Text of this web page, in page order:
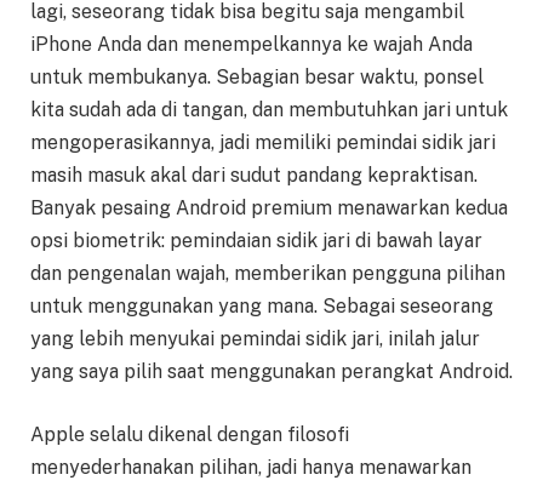
lagi, seseorang tidak bisa begitu saja mengambil
iPhone Anda dan menempelkannya ke wajah Anda
untuk membukanya. Sebagian besar waktu, ponsel
kita sudah ada di tangan, dan membutuhkan jari untuk
mengoperasikannya, jadi memiliki pemindai sidik jari
masih masuk akal dari sudut pandang kepraktisan.
Banyak pesaing Android premium menawarkan kedua
opsi biometrik: pemindaian sidik jari di bawah layar
dan pengenalan wajah, memberikan pengguna pilihan
untuk menggunakan yang mana. Sebagai seseorang
yang lebih menyukai pemindai sidik jari, inilah jalur
yang saya pilih saat menggunakan perangkat Android.
Apple selalu dikenal dengan filosofi
menyederhanakan pilihan, jadi hanya menawarkan